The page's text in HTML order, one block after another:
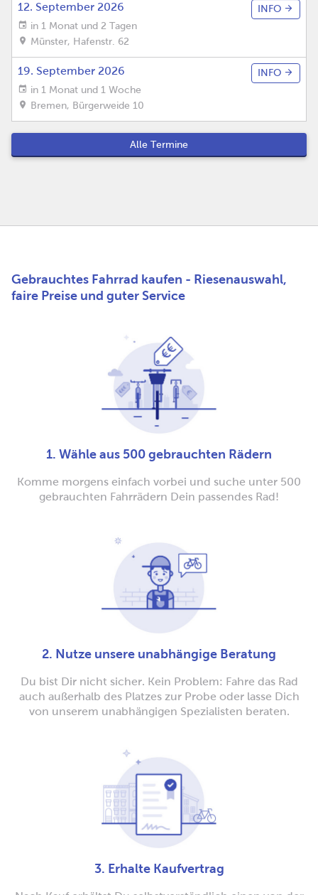
12. September 2026
in 1 Monat und 2 Tagen
Münster, Hafenstr. 62
INFO
19. September 2026
in 1 Monat und 1 Woche
Bremen, Bürgerweide 10
INFO
Alle Termine
Gebrauchtes Fahrrad kaufen - Riesenauswahl,
faire Preise und guter Service
1. Wähle aus 500 gebrauchten Rädern
Komme morgens einfach vorbei und suche unter 500
gebrauchten Fahrrädern Dein passendes Rad!
2. Nutze unsere unabhängige Beratung
Du bist Dir nicht sicher. Kein Problem: Fahre das Rad
auch außerhalb des Platzes zur Probe oder lasse Dich
von unserem unabhängigen Spezialisten beraten.
3. Erhalte Kaufvertrag